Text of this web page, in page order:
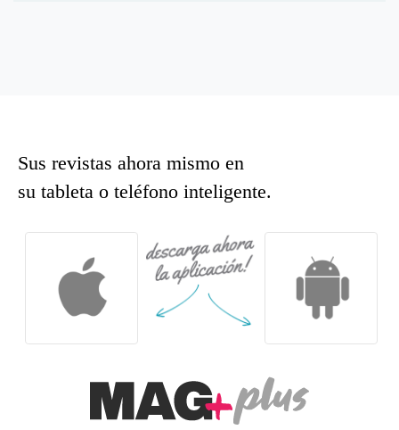
Sus revistas ahora mismo en
su tableta o teléfono inteligente.